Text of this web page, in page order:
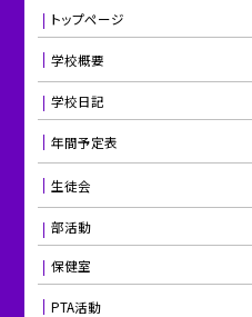
トップページ
学校概要
学校日記
年間予定表
生徒会
部活動
保健室
PTA活動